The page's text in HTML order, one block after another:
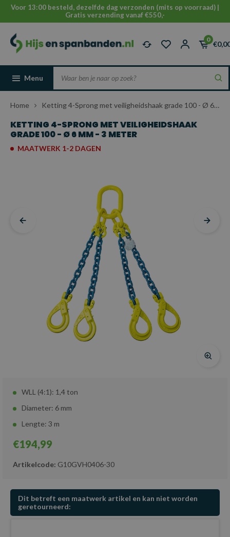
Voor 13:00 besteld, dezelfde dag verzonden (mits op voorraad) |
Gratis verzending vanaf €550,-
0
Menu
Home Ketting 4-Sprong met veiligheidshaak grade 100 - Ø 6 mm - 3 meter
KETTING 4-SPRONG MET VEILIGHEIDSHAAK
GRADE 100 - Ø 6 MM - 3 METER
MAATWERK 1-2 DAGEN
WLL (4:1): 1,4 ton
Diameter: 6 mm
Lengte: 3 m
€194,99
Artikelcode: G10GVH0406-30
Dit betreft een maatwerk artikel en kan niet worden
geretourneerd: